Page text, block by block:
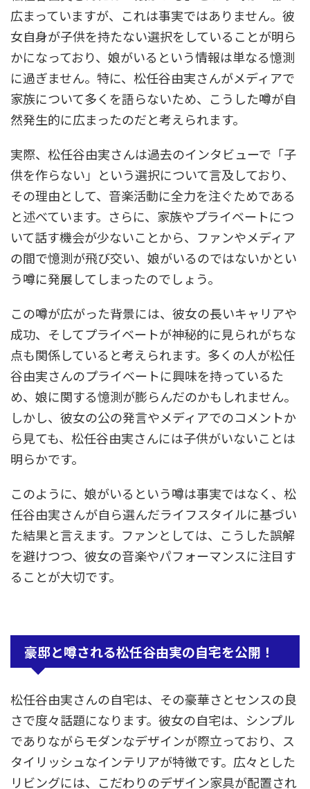
広まっていますが、これは事実ではありません。彼
女自身が子供を持たない選択をしていることが明ら
かになっており、娘がいるという情報は単なる憶測
に過ぎません。特に、松任谷由実さんがメディアで
家族について多くを語らないため、こうした噂が自
然発生的に広まったのだと考えられます。
実際、松任谷由実さんは過去のインタビューで「子
供を作らない」という選択について言及しており、
その理由として、音楽活動に全力を注ぐためである
と述べています。さらに、家族やプライベートにつ
いて話す機会が少ないことから、ファンやメディア
の間で憶測が飛び交い、娘がいるのではないかとい
う噂に発展してしまったのでしょう。
この噂が広がった背景には、彼女の長いキャリアや
成功、そしてプライベートが神秘的に見られがちな
点も関係していると考えられます。多くの人が松任
谷由実さんのプライベートに興味を持っているた
め、娘に関する憶測が膨らんだのかもしれません。
しかし、彼女の公の発言やメディアでのコメントか
ら見ても、松任谷由実さんには子供がいないことは
明らかです。
このように、娘がいるという噂は事実ではなく、松
任谷由実さんが自ら選んだライフスタイルに基づい
た結果と言えます。ファンとしては、こうした誤解
を避けつつ、彼女の音楽やパフォーマンスに注目す
ることが大切です。
豪邸と噂される松任谷由実の自宅を公開！
松任谷由実さんの自宅は、その豪華さとセンスの良
さで度々話題になります。彼女の自宅は、シンプル
でありながらモダンなデザインが際立っており、ス
タイリッシュなインテリアが特徴です。広々とした
リビングには、こだわりのデザイン家具が配置され